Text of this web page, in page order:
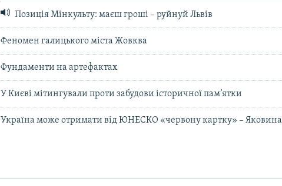
Позиція Мінкульту: маєш гроші – руйнуй Львів
Феномен галицького міста Жовква
Фундаменти на артефактах
У Києві мітингували проти забудови історичної пам’ятки
Україна може отримати від ЮНЕСКО «червону картку» – Яковина